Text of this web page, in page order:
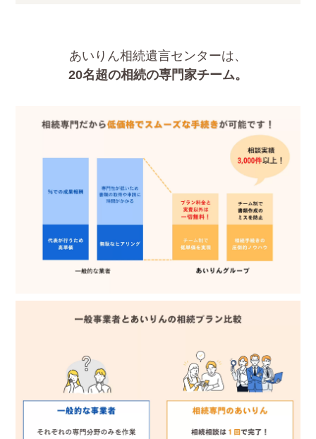
あいりん相続遺言センターは、
20名超の相続の専門家チーム。